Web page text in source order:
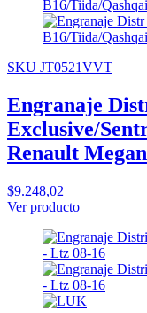
SKU JT0521VVT
Engranaje
Exclusive/
Renault
$9.248,02
Ver producto